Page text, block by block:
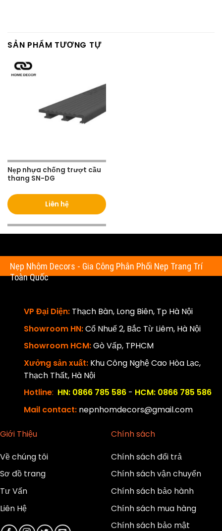
SẢN PHẨM TƯƠNG TỰ
Nẹp nhựa chống trượt cầu
thang SN-DG
Liên hệ
Nẹp Nhôm Decors - Gia Công Phân Phối Nẹp Trang Trí
Toàn Quốc
VP Đại Diện: Thạch Bàn, Long Biên, Tp Hà Nội
Showroom HN:Cổ Nhuế 2, Bắc Từ Liêm, Hà Nội
Showroom HCM:Gò Vấp, TPHCM
Xưởng sản xuất: Khu Công Nghệ Cao Hòa Lạc,
Thạch Thất, Hà Nội
Hotline: HN: 0866 785 586 - HCM: 0866 785 586
Mail contact: nepnhomdecors@gmail.com
Giới Thiệu
Về chúng tôi
Sơ đồ trang
Tư Vấn
Liên Hệ
Chính sách
Chính sách đổi trả
Chính sách vận chuyển
Chính sách bảo hành
Chính sách mua hàng
Chính sách bảo mật